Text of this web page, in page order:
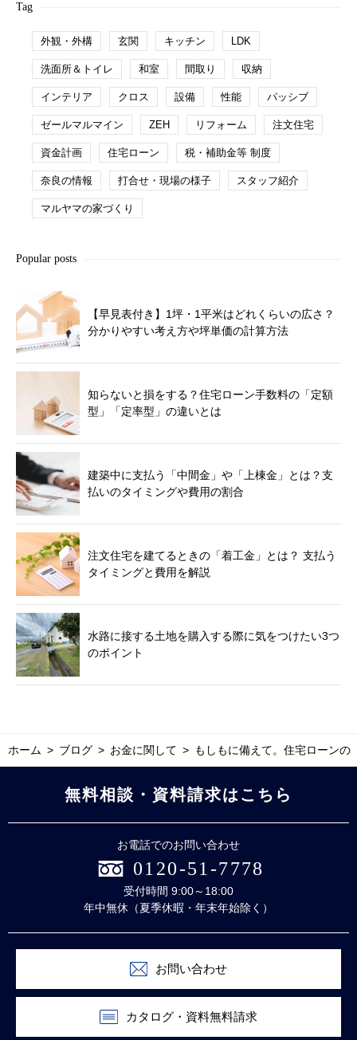
Tag
外観・外構 玄関 キッチン LDK
洗面所＆トイレ 和室 間取り 収納
インテリア クロス 設備 性能 パッシブ
ゼールマルマイン ZEH リフォーム 注文住宅
資金計画 住宅ローン 税・補助金等 制度
奈良の情報 打合せ・現場の様子 スタッフ紹介
マルヤマの家づくり
Popular posts
【早見表付き】1坪・1平米はどれくらいの広さ？
分かりやすい考え方や坪単価の計算方法
知らないと損をする？住宅ローン手数料の「定額
型」「定率型」の違いとは
建築中に支払う「中間金」や「上棟金」とは？支
払いのタイミングや費用の割合
注文住宅を建てるときの「着工金」とは？ 支払う
タイミングと費用を解説
水路に接する土地を購入する際に気をつけたい3つ
のポイント
ホーム ブログ お金に関して もしもに備えて。住宅ローン
無料相談・資料請求はこちら
お電話でのお問い合わせ
0120-51-7778
受付時間 9:00～18:00
年中無休（夏季休暇・年末年始除く）
お問い合わせ
カタログ・資料無料請求